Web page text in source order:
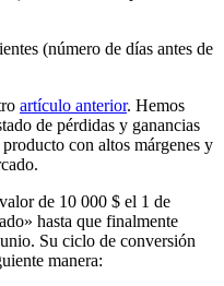
(número de días antes de
artículo anterior. Hemos
de pérdidas y ganancias
con altos márgenes y
de 10 000 $ el 1 de
hasta que finalmente
Su ciclo de conversión
manera: